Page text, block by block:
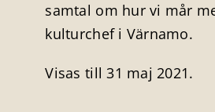
samtal om hur vi mår
kulturchef i Värnamo.
Visas till 31 maj 2021.